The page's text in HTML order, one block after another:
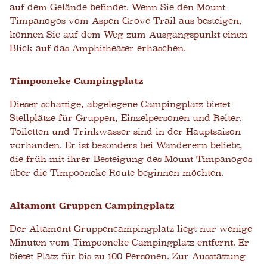
auf dem Gelände befindet. Wenn Sie den Mount
Timpanogos vom Aspen Grove Trail aus besteigen,
können Sie auf dem Weg zum Ausgangspunkt einen
Blick auf das Amphitheater erhaschen.
Timpooneke Campingplatz
Dieser schattige, abgelegene Campingplatz bietet
Stellplätze für Gruppen, Einzelpersonen und Reiter.
Toiletten und Trinkwasser sind in der Hauptsaison
vorhanden. Er ist besonders bei Wanderern beliebt,
die früh mit ihrer Besteigung des Mount Timpanogos
über die Timpooneke-Route beginnen möchten.
Altamont Gruppen-Campingplatz
Der Altamont-Gruppencampingplatz liegt nur wenige
Minuten vom Timpooneke-Campingplatz entfernt. Er
bietet Platz für bis zu 100 Personen. Zur Ausstattung